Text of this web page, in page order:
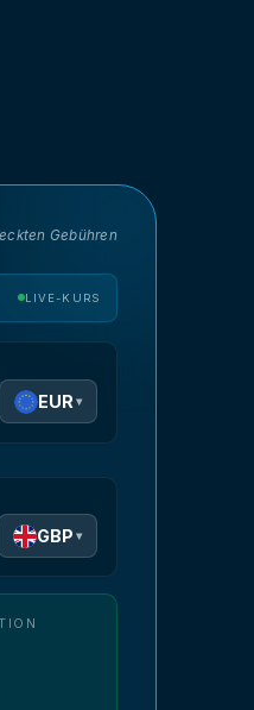
Gebühren
LIVE-KURS
EUR ▾
GBP ▾